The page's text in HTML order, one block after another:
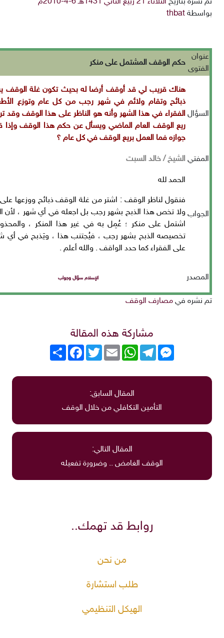
بواسطة thbat
عنوان
الفتوى
حكم الوقف المشتمل على منكر
السؤال
هناك قريب لي قد أوقف أرضا له بحيث تكون غلة الوقف
ذبائح وتقام ولائم في شهر رجب من كل عام وتوزع
الفقراء في هذا الشهر وأنه هو الناظر على هذا الوقف
ريع الوقف العام الماضي ويسأل عن حكم هذا الوقف وإذا
جوازه فما العمل بريع الوقف في كل عام ؟
المفتي الشيخ / خالد السبت
الجواب
الحمد لله
فنقول لناظر الوقف : اشتر من غلة الوقف ذبائح ووزعها على
ولا تخص هذا الذبح بشهر رجب بل اجعله في أي شهر ، لأن
اشتمل على منكر ؛ عُمِل به في غير هذا المنكر ،
تخصيصه الذبح بشهر رجب ، فيُجتنب هذا ، ويَذبح في أي
على الفقراء كما حدد الواقف . والله أعلم .
المصدر الإسلام سؤال وجواب
تم نشره في مصارف الوقف
مشاركة هذه المقالة
انشر
FacebookTwitterEmail
WhatsAppTelegram
Messenger
المقال السابق:
التأمين التكافلي من خلال الوقف
المقال التالي:
الوقف الغامض .. وضرورة تفعيله
روابط قد تهمك..
من نحن
طلب استشارة
الهيكل التنظيمي